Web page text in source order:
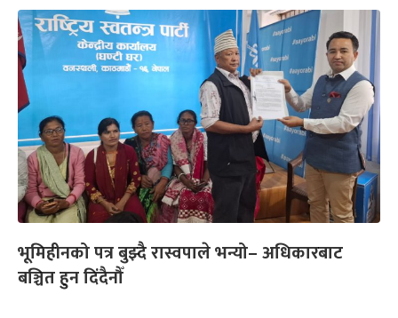
भूमिहीनको पत्र बुझ्दै रास्वपाले भन्यो– अधिकारबाट
बञ्चित हुन दिंदैनौँ